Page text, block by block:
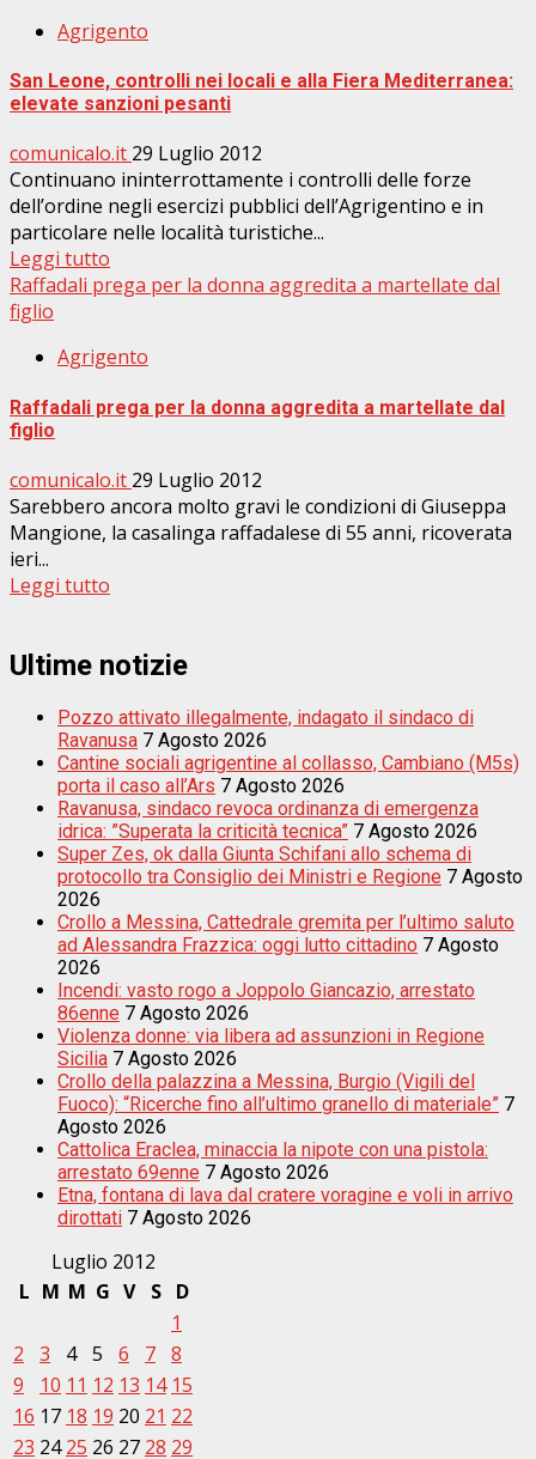
Agrigento
San Leone, controlli nei locali e alla Fiera Mediterranea:
elevate sanzioni pesanti
comunicalo.it 29 Luglio 2012
Continuano ininterrottamente i controlli delle forze
dell’ordine negli esercizi pubblici dell’Agrigentino e in
particolare nelle località turistiche...
Leggi tutto
Raffadali prega per la donna aggredita a martellate dal
figlio
Agrigento
Raffadali prega per la donna aggredita a martellate dal
figlio
comunicalo.it 29 Luglio 2012
Sarebbero ancora molto gravi le condizioni di Giuseppa
Mangione, la casalinga raffadalese di 55 anni, ricoverata
ieri...
Leggi tutto
Ultime notizie
Pozzo attivato illegalmente, indagato il sindaco di
Ravanusa 7 Agosto 2026
Cantine sociali agrigentine al collasso, Cambiano (M5s)
porta il caso all’Ars 7 Agosto 2026
Ravanusa, sindaco revoca ordinanza di emergenza
idrica: ”Superata la criticità tecnica” 7 Agosto 2026
Super Zes, ok dalla Giunta Schifani allo schema di
protocollo tra Consiglio dei Ministri e Regione 7 Agosto
2026
Crollo a Messina, Cattedrale gremita per l’ultimo saluto
ad Alessandra Frazzica: oggi lutto cittadino 7 Agosto
2026
Incendi: vasto rogo a Joppolo Giancazio, arrestato
86enne 7 Agosto 2026
Violenza donne: via libera ad assunzioni in Regione
Sicilia 7 Agosto 2026
Crollo della palazzina a Messina, Burgio (Vigili del
Fuoco): “Ricerche fino all’ultimo granello di materiale” 7
Agosto 2026
Cattolica Eraclea, minaccia la nipote con una pistola:
arrestato 69enne 7 Agosto 2026
Etna, fontana di lava dal cratere voragine e voli in arrivo
dirottati 7 Agosto 2026
Luglio 2012
L M M G V S
D
1
2
3 4 5 6 7 8
9
10 11 12 13 14 15
16 17 18 19 20 21 22
23 24 25 26 27 28 29